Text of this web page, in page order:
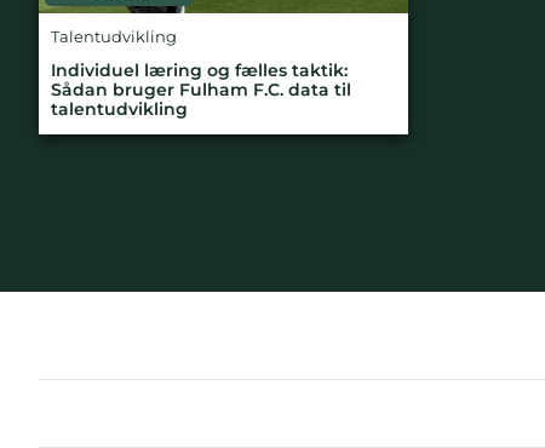
Talentudvikling
Individuel læring og fælles taktik:
Sådan bruger Fulham F.C. data til
talentudvikling